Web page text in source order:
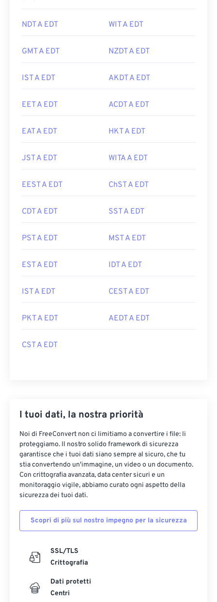
NDT A EDT WIT A EDT
GMT A EDT NZDT A EDT
IST A EDT AKDT A EDT
EET A EDT ACDT A EDT
EAT A EDT HKT A EDT
JST A EDT WITA A EDT
EEST A EDT ChST A EDT
CDT A EDT SST A EDT
PST A EDT MST A EDT
EST A EDT IDT A EDT
IST A EDT CEST A EDT
PKT A EDT AEDT A EDT
CST A EDT
I tuoi dati, la nostra priorità
Noi di FreeConvert non ci limitiamo a convertire i file: li
proteggiamo. Il nostro solido framework di sicurezza
garantisce che i tuoi dati siano sempre al sicuro, che tu
stia convertendo un'immagine, un video o un documento.
Con crittografia avanzata, data center sicuri e un
monitoraggio vigile, abbiamo curato ogni aspetto della
sicurezza dei tuoi dati.
Scopri di più sul nostro impegno per la sicurezza
SSL/TLS
Crittografia
Dati protetti
Centri